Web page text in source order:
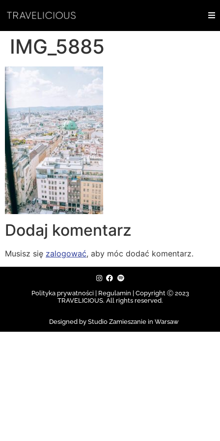
IMG_5885
Dodaj komentarz
Musisz się zalogować, aby móc dodać komentarz.
Polityka prywatności | Regulamin | Copyright Ⓒ 2023
TRAVELICIOUS. All rights reserved.
Designed by Studio Zamieszanie in Warsaw